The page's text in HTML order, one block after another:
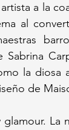
a la
al
Sabrina
la
de
La